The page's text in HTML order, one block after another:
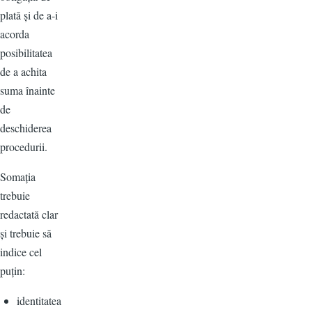
plată și de a-i
acorda
posibilitatea
de a achita
suma înainte
de
deschiderea
procedurii.
Somația
trebuie
redactată clar
și trebuie să
indice cel
puțin:
identitatea